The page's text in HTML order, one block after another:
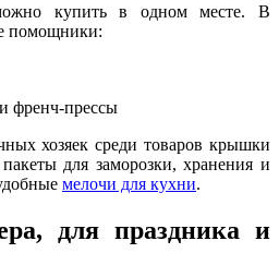
купить в одном месте. В
помощники:
френч-прессы
хозяек среди товаров крышки
для заморозки, хранения и
мелочи для кухни.
для праздника и